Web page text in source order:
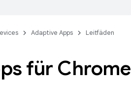
Adaptive Apps Leitfäden
für Chrome